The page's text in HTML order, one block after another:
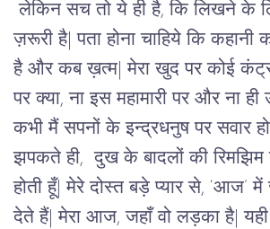
लेकिन सच तो ये ही है, कि लिखने के
ज़रूरी है| पता होना चाहिये कि कहानी
है और कब ख़त्म| मेरा खुद पर कोई
पर क्या, ना इस महामारी पर और ना
कभी मैं सपनों के इन्द्रधनुष पर सवार
झपकते ही,  दुख के बादलों की रिमझिम
होती हूँ| मेरे दोस्त बड़े प्यार से, ‘आज’
देते हैं| मेरा आज, जहाँ वो लड़का है|